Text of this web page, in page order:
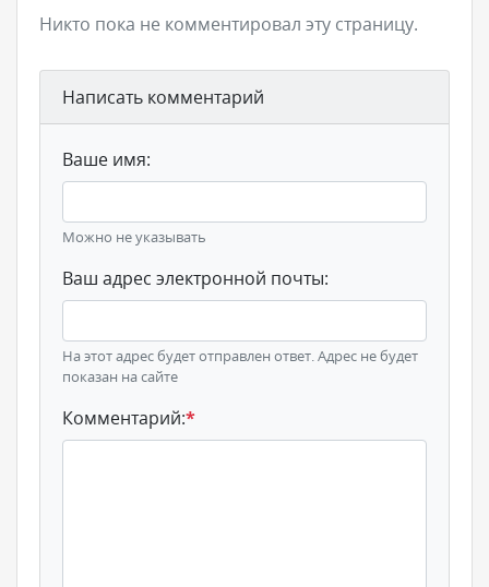
Никто пока не комментировал эту страницу.
Написать комментарий
Ваше имя:
Можно не указывать
Ваш адрес электронной почты:
На этот адрес будет отправлен ответ. Адрес не будет
показан на сайте
Комментарий:*